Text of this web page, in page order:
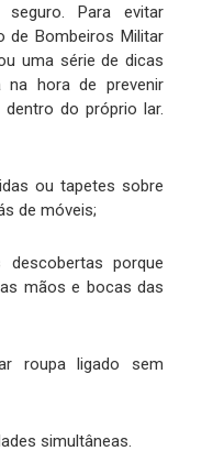
Para evitar
de Bombeiros Militar
uma série de dicas
hora de prevenir
do próprio lar.
ou tapetes sobre
de móveis;
porque
mãos e bocas das
roupa ligado sem
simultâneas.